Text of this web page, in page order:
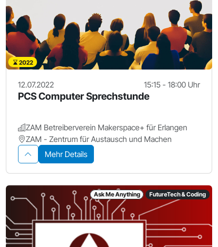
2022
12.07.2022 15:15 - 18:00 Uhr
PCS Computer Sprechstunde
ZAM Betreiberverein Makerspace+ für Erlangen
ZAM - Zentrum für Austausch und Machen
Mehr Details
Ask Me Anything FutureTech & Coding